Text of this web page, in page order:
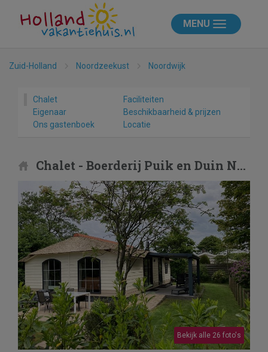
MENU
Zuid-Holland Noordzeekust Noordwijk
Chalet
Faciliteiten
Eigenaar
Beschikbaarheid & prijzen
Ons gastenboek
Locatie
Chalet - Boerderij Puik en Duin Noordwijk
Bekijk alle 26 foto's